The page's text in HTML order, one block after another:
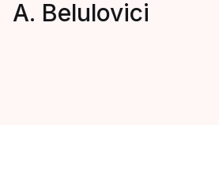
A. Belulovici